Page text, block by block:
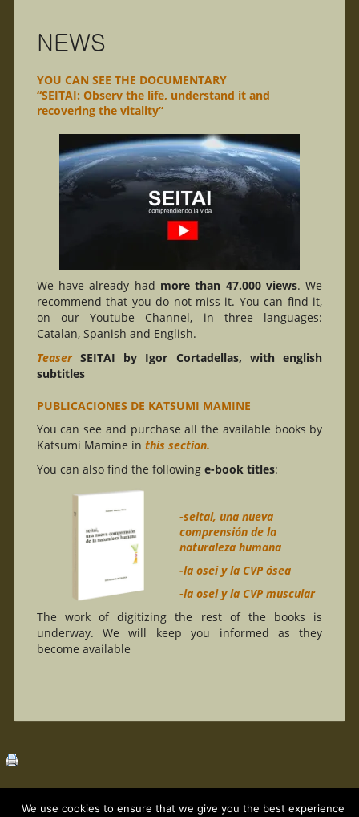
NEWS
YOU CAN SEE THE DOCUMENTARY
“SEITAI: Observ the life, understand it and
recovering the vitality”
We have already had more than 47.000 views. We
recommend that you do not miss it. You can find it,
on our Youtube Channel, in three languages:
Catalan, Spanish and English.
TeaserSEITAI by Igor Cortadellas, with english
subtitles
PUBLICACIONES DE KATSUMI MAMINE
You can see and purchase all the available books by
Katsumi Mamine in this section.
You can also find the following e-book titles:
-seitai, una nueva
comprensión de la
naturaleza humana
-la osei y la CVP ósea
-la osei y la CVP muscular
The work of digitizing the rest of the books is
underway. We will keep you informed as they
become available
We use cookies to ensure that we give you the best experience